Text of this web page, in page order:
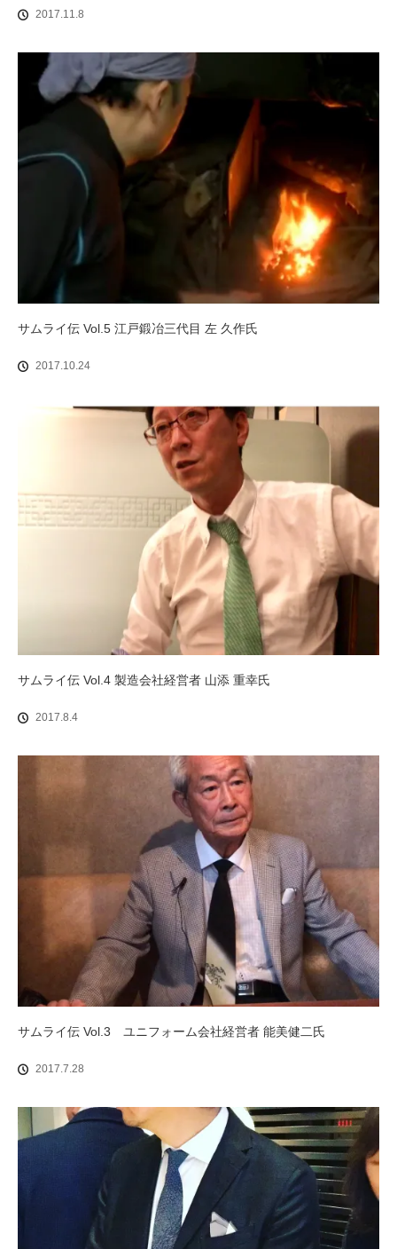
2017.11.8
サムライ伝 Vol.5 江戸鍛冶三代目 左 久作氏
2017.10.24
サムライ伝 Vol.4 製造会社経営者 山添 重幸氏
2017.8.4
サムライ伝 Vol.3 ユニフォーム会社経営者 能美健二氏
2017.7.28